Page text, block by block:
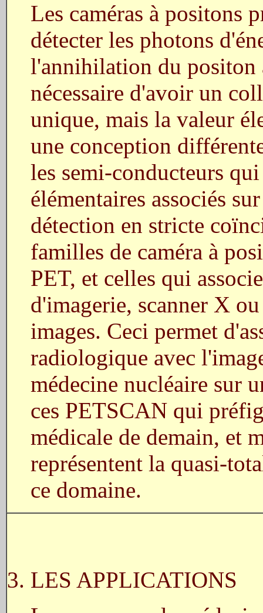
Les caméras à positons
détecter les photons
l'annihilation du positon
nécessaire d'avoir un
unique, mais la valeur
une conception
les semi-conducteurs
élémentaires associés
détection en stricte
familles de caméra à
PET, et celles qui
d'imagerie, scanner X
images. Ceci permet
radiologique avec
médecine nucléaire sur
ces PETSCAN qui
médicale de demain, et
représentent la quasi-
ce domaine.
3. LES APPLICATIONS